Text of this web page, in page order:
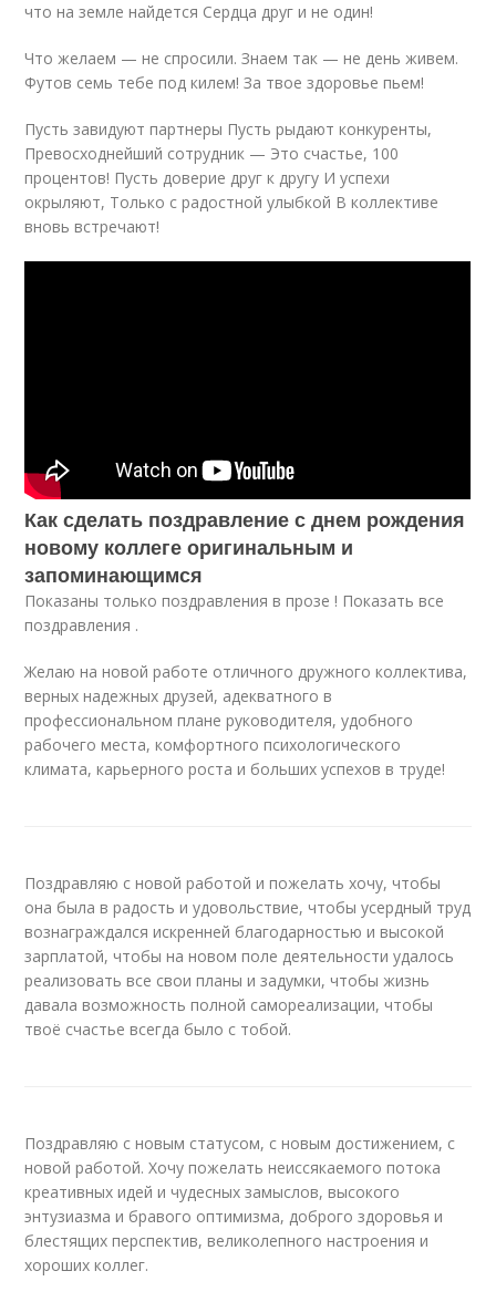
что на земле найдется Сердца друг и не один!
Что желаем — не спросили. Знаем так — не день живем.
Футов семь тебе под килем! За твое здоровье пьем!
Пусть завидуют партнеры Пусть рыдают конкуренты,
Превосходнейший сотрудник — Это счастье, 100
процентов! Пусть доверие друг к другу И успехи
окрыляют, Только с радостной улыбкой В коллективе
вновь встречают!
Как сделать поздравление с днем рождения
новому коллеге оригинальным и
запоминающимся
Показаны только поздравления в прозе ! Показать все
поздравления .
Желаю на новой работе отличного дружного коллектива,
верных надежных друзей, адекватного в
профессиональном плане руководителя, удобного
рабочего места, комфортного психологического
климата, карьерного роста и больших успехов в труде!
Поздравляю с новой работой и пожелать хочу, чтобы
она была в радость и удовольствие, чтобы усердный труд
вознаграждался искренней благодарностью и высокой
зарплатой, чтобы на новом поле деятельности удалось
реализовать все свои планы и задумки, чтобы жизнь
давала возможность полной самореализации, чтобы
твоё счастье всегда было с тобой.
Поздравляю с новым статусом, с новым достижением, с
новой работой. Хочу пожелать неиссякаемого потока
креативных идей и чудесных замыслов, высокого
энтузиазма и бравого оптимизма, доброго здоровья и
блестящих перспектив, великолепного настроения и
хороших коллег.